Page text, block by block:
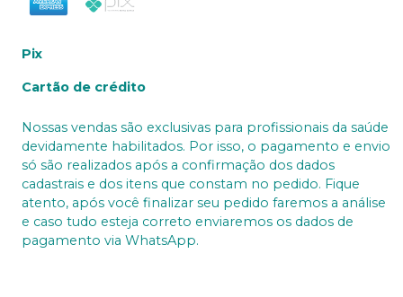
Pix
Cartão de crédito
Nossas vendas são exclusivas para profissionais da saúde
devidamente habilitados. Por isso, o pagamento e envio
só são realizados após a confirmação dos dados
cadastrais e dos itens que constam no pedido. Fique
atento, após você finalizar seu pedido faremos a análise
e caso tudo esteja correto enviaremos os dados de
pagamento via WhatsApp.